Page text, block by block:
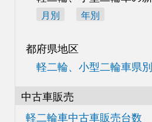
月別 年別
都府県地区
軽二輪、小型二輪車県別
中古車販売
軽二輪車中古車販売台数